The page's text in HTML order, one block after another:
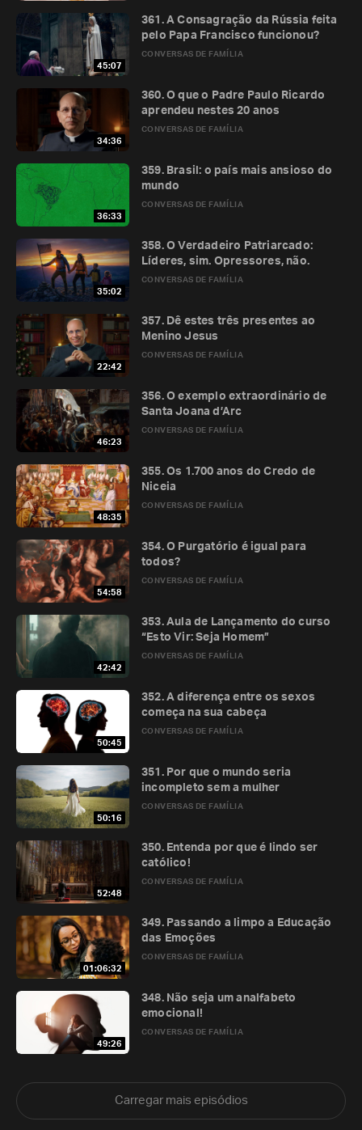
45:07
CONVERSAS DE FAMÍLIA
361. A Consagração da Rússia feita
pelo Papa Francisco funcionou?
34:36
CONVERSAS DE FAMÍLIA
360. O que o Padre Paulo Ricardo
aprendeu nestes 20 anos
36:33
CONVERSAS DE FAMÍLIA
359. Brasil: o país mais ansioso do
mundo
35:02
CONVERSAS DE FAMÍLIA
358. O Verdadeiro Patriarcado:
Líderes, sim. Opressores, não.
22:42
CONVERSAS DE FAMÍLIA
357. Dê estes três presentes ao
Menino Jesus
46:23
CONVERSAS DE FAMÍLIA
356. O exemplo extraordinário de
Santa Joana d’Arc
48:35
CONVERSAS DE FAMÍLIA
355. Os 1.700 anos do Credo de
Niceia
54:58
CONVERSAS DE FAMÍLIA
354. O Purgatório é igual para
todos?
42:42
CONVERSAS DE FAMÍLIA
353. Aula de Lançamento do curso
“Esto Vir: Seja Homem”
50:45
CONVERSAS DE FAMÍLIA
352. A diferença entre os sexos
começa na sua cabeça
50:16
CONVERSAS DE FAMÍLIA
351. Por que o mundo seria
incompleto sem a mulher
52:48
CONVERSAS DE FAMÍLIA
350. Entenda por que é lindo ser
católico!
01:06:32
CONVERSAS DE FAMÍLIA
349. Passando a limpo a Educação
das Emoções
49:26
CONVERSAS DE FAMÍLIA
348. Não seja um analfabeto
emocional!
Carregar mais episódios